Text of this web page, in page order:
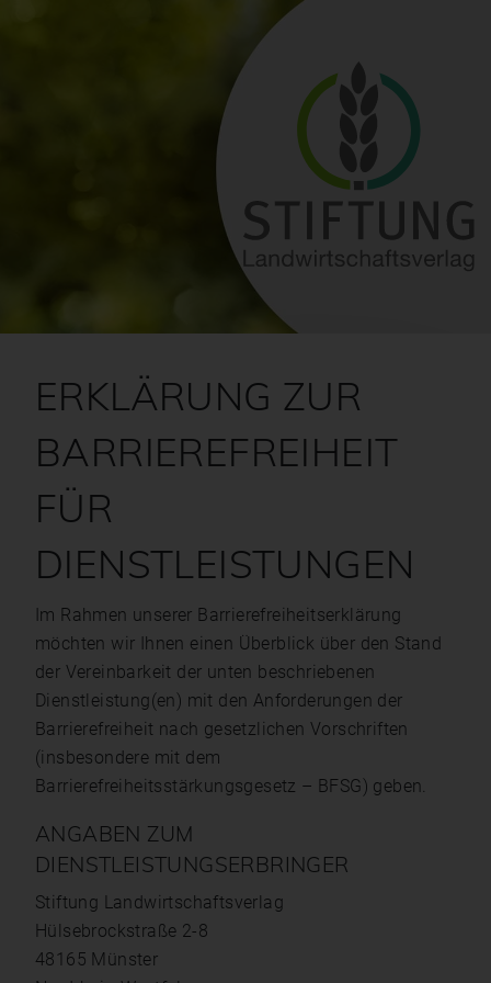
ERKLÄRUNG ZUR
BARRIEREFREIHEIT
FÜR
DIENSTLEISTUNGEN
Im Rahmen unserer Barrierefreiheitserklärung
möchten wir Ihnen einen Überblick über den Stand
der Vereinbarkeit der unten beschriebenen
Dienstleistung(en) mit den Anforderungen der
Barrierefreiheit nach gesetzlichen Vorschriften
(insbesondere mit dem
Barrierefreiheitsstärkungsgesetz – BFSG) geben.
ANGABEN ZUM
DIENSTLEISTUNGSERBRINGER
Stiftung Land­wirtschafts­verlag
Hülsebrockstraße 2-8
48165 Münster